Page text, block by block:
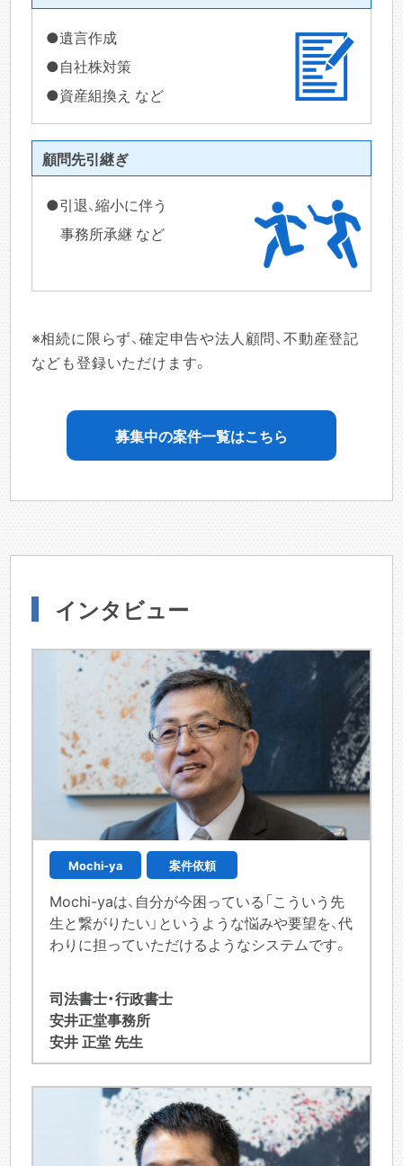
●遺言作成
●自社株対策
●資産組換え など
顧問先引継ぎ
●引退、縮小に伴う
事務所承継 など
※相続に限らず、確定申告や法人顧問、不動産登記
なども登録いただけます。
募集中の案件一覧はこちら
インタビュー
Mochi-ya 案件依頼
Mochi-yaは、自分が今困っている「こういう先
生と繋がりたい」というような悩みや要望を、代
わりに担っていただけるようなシステムです。
司法書士・行政書士
安井正堂事務所
安井 正堂 先生